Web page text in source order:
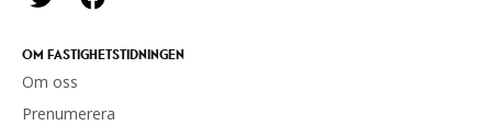
OM FASTIGHETSTIDNINGEN
Om oss
Prenumerera